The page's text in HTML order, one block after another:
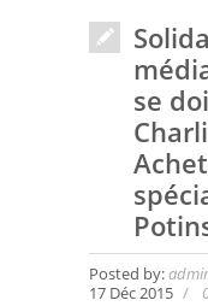
se
Posted by:
17 Déc 2015